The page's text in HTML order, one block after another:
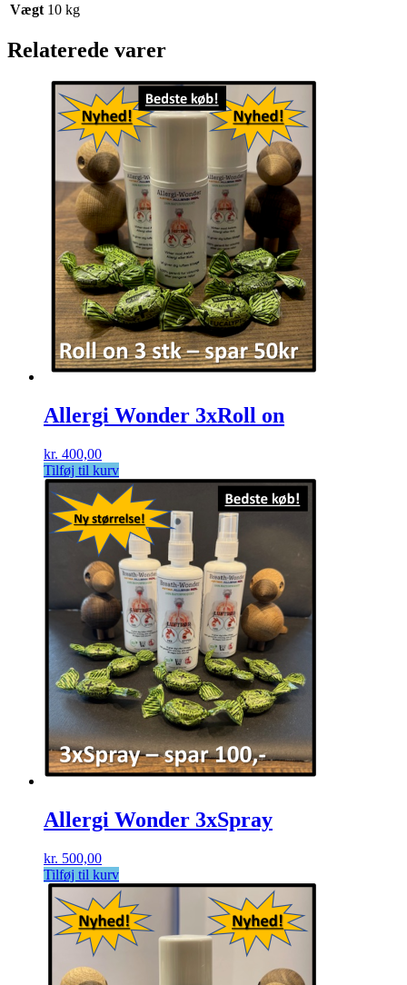
Vægt 10 kg
Relaterede varer
Allergi Wonder 3xRoll on
kr. 400,00
Tilføj til kurv
Allergi Wonder 3xSpray
kr. 500,00
Tilføj til kurv